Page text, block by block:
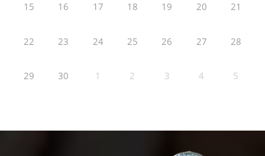
15 16 17 18 19 20 21
22 23 24 25 26 27 28
29 30 1 2 3 4 5